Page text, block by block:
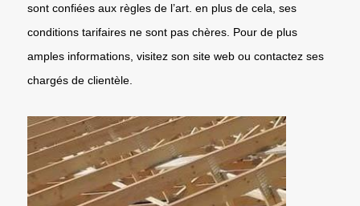
sont confiées aux règles de l’art. en plus de cela, ses
conditions tarifaires ne sont pas chères. Pour de plus
amples informations, visitez son site web ou contactez ses
chargés de clientèle.